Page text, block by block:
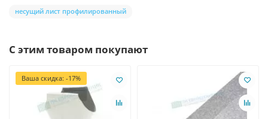
несущий лист профилированный
С этим товаром покупают
Ваша скидка: -17%